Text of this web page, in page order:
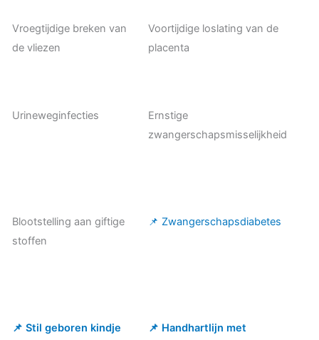
Vroegtijdige breken van
de vliezen
Voortijdige loslating van de
placenta
Urineweginfecties
Ernstige
zwangerschapsmisselijkheid
Blootstelling aan giftige
stoffen
📌 Zwangerschapsdiabetes
📌 Stil geboren kindje
📌 Handhartlijn met